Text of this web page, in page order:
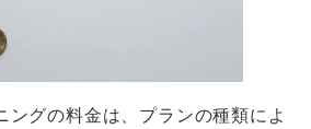
ングの料金は、プランの種類によ